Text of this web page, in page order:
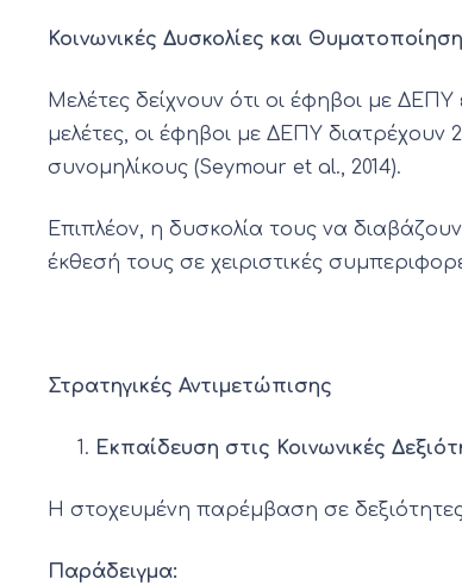
Κοινωνικές Δυσκολίες και Θυματοποίηση
Μελέτες δείχνουν ότι οι έφηβοι με
μελέτες, οι έφηβοι με ΔΕΠΥ
συνομηλίκους (Seymour et al., 2014).
Επιπλέον, η δυσκολία τους να
έκθεσή τους σε χειριστικές
Στρατηγικές Αντιμετώπισης
Εκπαίδευση στις Κοινωνικές
Η στοχευμένη παρέμβαση σε
Παράδειγμα: